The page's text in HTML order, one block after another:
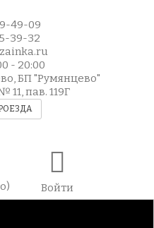
49-09
39-32
- 20:00
БП "Румянцево"
11, пав. 119Г
Войти